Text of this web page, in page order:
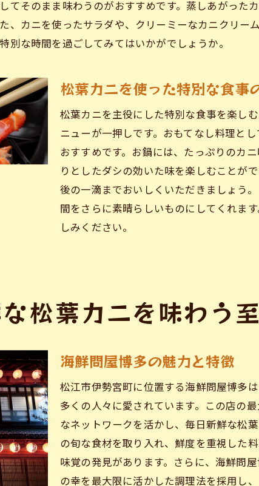
地元の人に愛される松葉カニの食べ方
松葉カニに合うサイドメニューの紹介
松江市での松葉カニイベント情報
連のネットワークで仕入れる松葉カニの新鮮さの秘密
漁連のネットワークが支える松葉カニの品質
新鮮な松葉カニが集まる理由とは
松葉カニの保存方法とその技術
漁連と市場の連携による松葉カニ供給
毎日新鮮な松葉カニが届けられる背景
松葉カニの鮮度を保つための工夫
贅沢な松葉カニと飲み放題プラン
季節限定の松葉カニメニューを楽しむ
海鮮問屋博多で味わう冬の豪華ディナー
てそのまま味わうのがおすすめです。蒸しあがった
、カニを使ったサラダや、クリーミーなカニクリー
別な時間を過ごしてみてはいかがでしょうか。
松葉カニを使った特別な食事
松葉カニを主役にした特別な食事を楽し
ニューが一押しです。おもてなし料理と
おすすめです。お鍋には、たっぷりのカ
りとしたダシの効いた味を楽しむことが
後の一滴までおいしくいただきましょう
間をさらに素晴らしいものにしてくれま
しみください。
松葉カニを味わう
海鮮問屋博多の魅力と特徴
松江市伊勢宮町に位置する海鮮問屋博多
多くの人々に愛されています。この店の
なネットワークを活かし、毎日新鮮な松
の旬な食材を取り入れ、鮮度を重視した
味覚の発見があります。さらに、海鮮問
の幸を最大限に活かした調理法を採用し